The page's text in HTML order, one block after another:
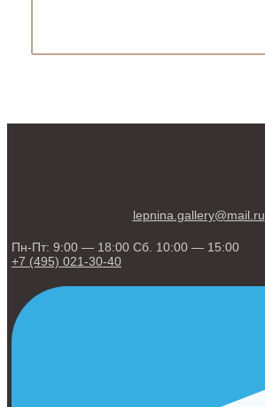
lepnina.gallery@mail.ru
Пн-Пт: 9:00 — 18:00 Сб. 10:00 — 15:00
+7 (495) 021-30-40